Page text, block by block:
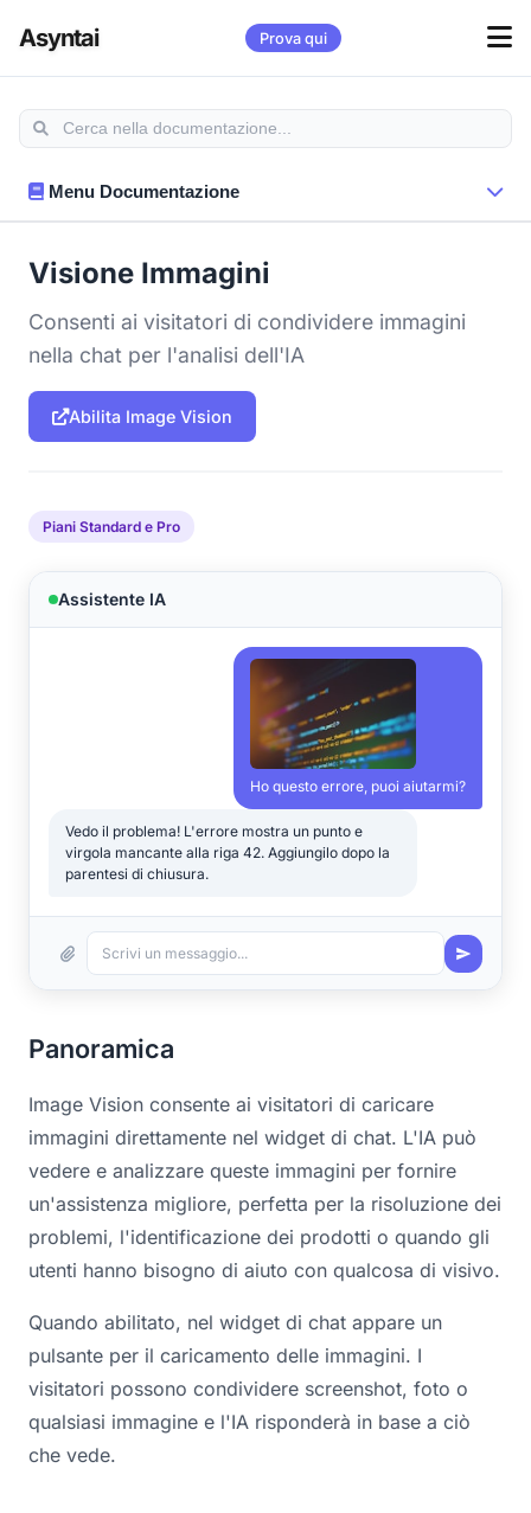
Asyntai Prova qui
Menu Documentazione
Visione Immagini
Consenti ai visitatori di condividere immagini
nella chat per l'analisi dell'IA
Abilita Image Vision
Piani Standard e Pro
Panoramica
Image Vision consente ai visitatori di caricare
immagini direttamente nel widget di chat. L'IA può
vedere e analizzare queste immagini per fornire
un'assistenza migliore, perfetta per la risoluzione dei
problemi, l'identificazione dei prodotti o quando gli
utenti hanno bisogno di aiuto con qualcosa di visivo.
Quando abilitato, nel widget di chat appare un
pulsante per il caricamento delle immagini. I
visitatori possono condividere screenshot, foto o
qualsiasi immagine e l'IA risponderà in base a ciò
che vede.
Assistente IA
Ho questo errore, puoi aiutarmi?
Vedo il problema! L'errore mostra un punto e
virgola mancante alla riga 42. Aggiungilo dopo la
parentesi di chiusura.
Scrivi un messaggio...